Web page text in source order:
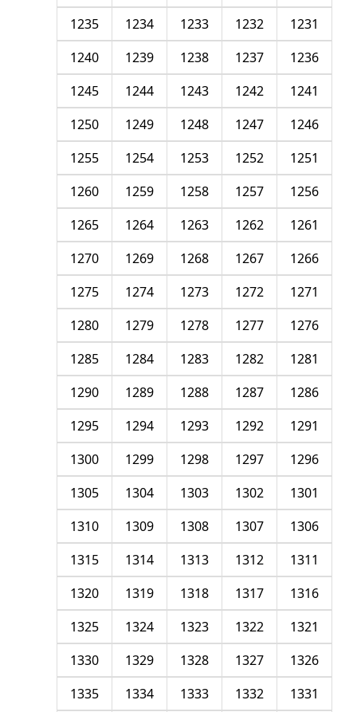
1231
1232
1233
1234
1235
1236
1237
1238
1239
1240
1241
1242
1243
1244
1245
1246
1247
1248
1249
1250
1251
1252
1253
1254
1255
1256
1257
1258
1259
1260
1261
1262
1263
1264
1265
1266
1267
1268
1269
1270
1271
1272
1273
1274
1275
1276
1277
1278
1279
1280
1281
1282
1283
1284
1285
1286
1287
1288
1289
1290
1291
1292
1293
1294
1295
1296
1297
1298
1299
1300
1301
1302
1303
1304
1305
1306
1307
1308
1309
1310
1311
1312
1313
1314
1315
1316
1317
1318
1319
1320
1321
1322
1323
1324
1325
1326
1327
1328
1329
1330
1331
1332
1333
1334
1335